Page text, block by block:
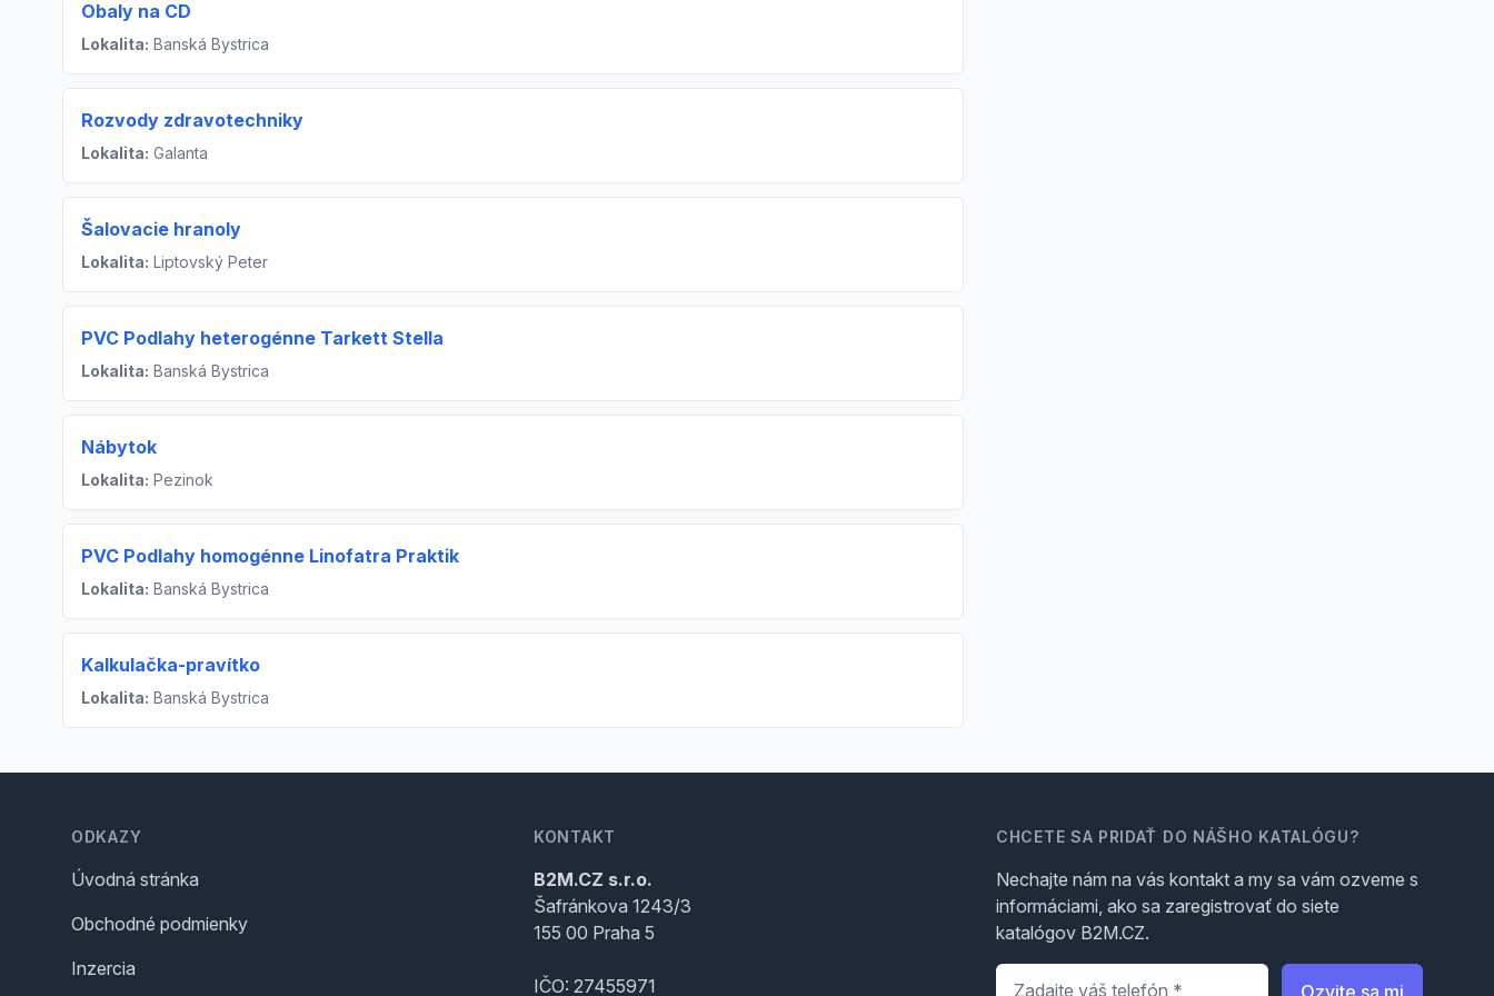
Obaly na CD
Lokalita: Banská Bystrica
Rozvody zdravotechniky
Lokalita: Galanta
Šalovacie hranoly
Lokalita: Liptovský Peter
PVC Podlahy heterogénne Tarkett Stella
Lokalita: Banská Bystrica
Nábytok
Lokalita: Pezinok
PVC Podlahy homogénne Linofatra Praktik
Lokalita: Banská Bystrica
Kalkulačka-pravítko
Lokalita: Banská Bystrica
ODKAZY
Úvodná stránka
Obchodné podmienky
Inzercia
KONTAKT
B2M.CZ s.r.o.
Šafránkova 1243/3
155 00 Praha 5
IČO: 27455971
CHCETE SA PRIDAŤ DO NÁŠHO KATALÓGU?
Nechajte nám na vás kontakt a my sa vám ozveme s
informáciami, ako sa zaregistrovať do siete
katalógov B2M.CZ.
Telefón
Ozvite sa mi